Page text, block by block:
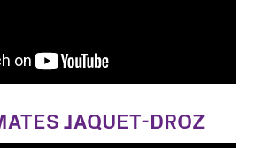
JAQUET-DROZ